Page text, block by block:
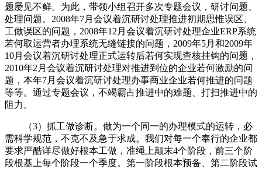
题屡见不鲜。为此，带领小组召开多次专题会议，研讨问题、
处理问题。2008年7月会议着沉研讨处理推进初期思惟误区、
工做误区的问题，2008年12月会议着沉研讨处理企业ERP系统
若何取运营者办理系统无缝链接的问题，2009年5月和2009年
10月会议着沉研讨处理正式运转后若何实现查核挂钩的问题，
2010年2月会议着沉研讨处理对推进到位的企业若何激励的问
题，本年7月会议着沉研讨处理办事商业企业若何推进的问题
等等。通过专题会议，不竭霸占推进中的难题、打扫推进中的
阻力。
（3）抓工做诊断。做为一个同一的办理模式的运转，必
需科学规范，不克不及急于求成。我们对每一个奉行的企业都
要求严酷详尽做好根本工做，准绳上颠末4个阶段，前三个阶
段根基上每个阶段一个季度。第一阶段根本预备、第二阶段试